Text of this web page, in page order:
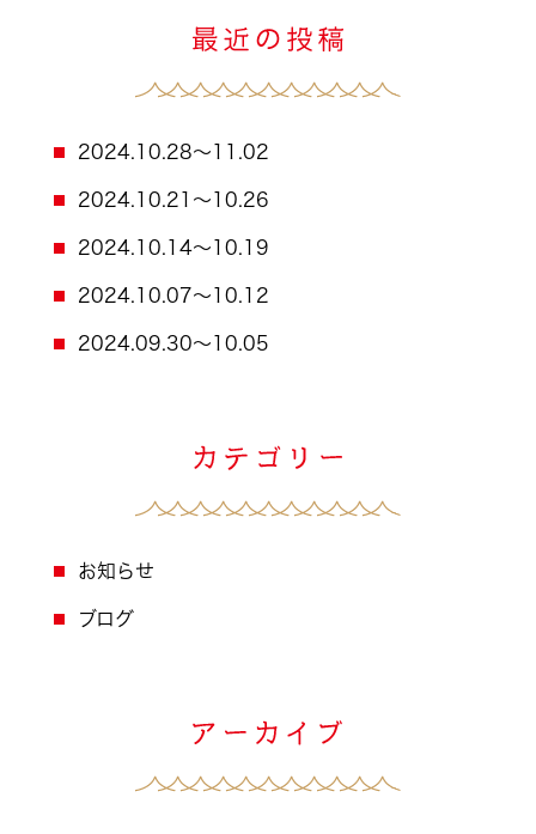
2024.10.28～11.02
2024.10.21～10.26
2024.10.14～10.19
2024.10.07～10.12
2024.09.30～10.05
お知らせ
ブログ